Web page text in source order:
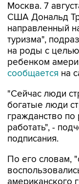
Москва. 7
США Дональд
направленный
туризма",
на роды с
ребенком
сообщается на
"Сейчас люди
богатые люди
гражданство
работать", -
подписания.
По его словам,